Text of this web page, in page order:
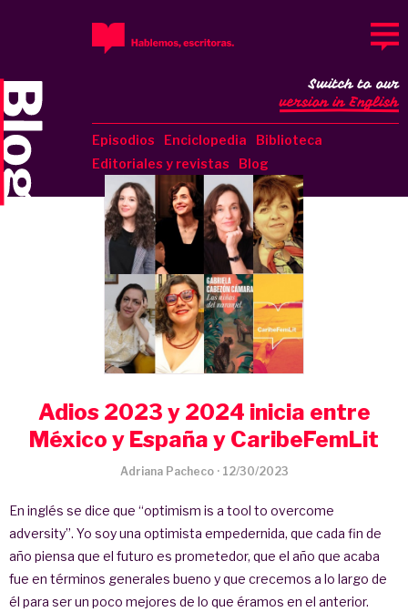
Episodios Enciclopedia
Biblioteca
Editoriales y revistas
Blog
Switch to our
version in English
Adios 2023 y 2024 inicia entre
México y España y CaribeFemLit
Adriana Pacheco· 12/30/2023
En inglés se dice que “optimism is a tool to overcome
adversity”. Yo soy una optimista empedernida, que cada fin de
año piensa que el futuro es prometedor, que el año que acaba
fue en términos generales bueno y que crecemos a lo largo de
él para ser un poco mejores de lo que éramos en el anterior.